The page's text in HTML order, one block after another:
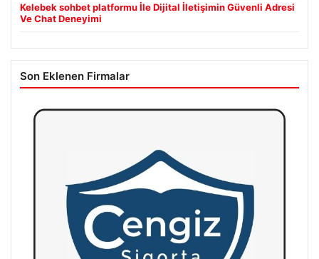
Kelebek sohbet platformu İle Dijital İletişimin Güvenli Adresi
Ve Chat Deneyimi
Son Eklenen Firmalar